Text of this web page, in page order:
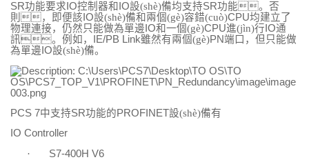
SR功能要求 IO控制器和 IO設(shè)備均支持SR功能。否
則，即便該 IO設(shè)備和兩個(gè)容錯(cuò)CPU均建立了
物理連接，仍然只能做為單邊 IO和一個(gè)CPU進(jìn)行 IO通
訊。例如，
IE/PB Link雖然有兩個(gè)PN端口，但只能做
為單邊 IO設(shè)備。
PCS 7中支持SR功能的PROFINET設(shè)備有
IO Controller
·
S7-400H V6